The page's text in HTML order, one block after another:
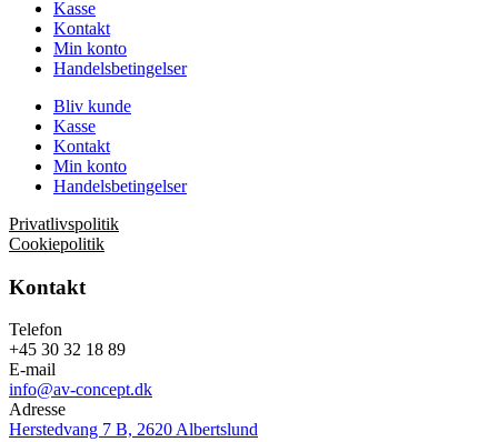
Kasse
Kontakt
Min konto
Handelsbetingelser
Bliv kunde
Kasse
Kontakt
Min konto
Handelsbetingelser
Privatlivspolitik
Cookiepolitik
Kontakt
Telefon
+45 30 32 18 89
E-mail
info@av-concept.dk
Adresse
Herstedvang 7 B, 2620 Albertslund